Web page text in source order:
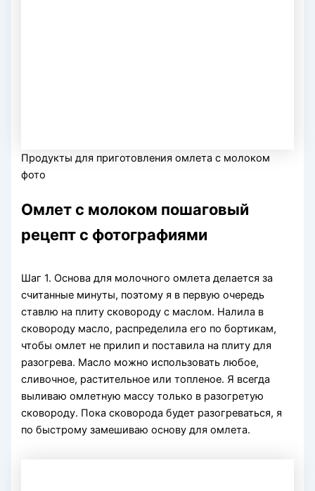
Продукты для приготовления омлета с молоком
фото
Омлет с молоком пошаговый
рецепт с фотографиями
Шаг 1. Основа для молочного омлета делается за
считанные минуты, поэтому я в первую очередь
ставлю на плиту сковороду с маслом. Налила в
сковороду масло, распределила его по бортикам,
чтобы омлет не прилип и поставила на плиту для
разогрева. Масло можно использовать любое,
сливочное, растительное или топленое. Я всегда
выливаю омлетную массу только в разогретую
сковороду. Пока сковорода будет разогреваться, я
по быстрому замешиваю основу для омлета.